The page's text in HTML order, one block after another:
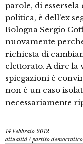
parole, di essersela
politica, è dell’ex
Bologna Sergio
nuovamente
richiesta di
elettorato. A dire la
spiegazioni è
non è un caso
necessariamente
14 Febbraio 2012
attualità /partito democratico